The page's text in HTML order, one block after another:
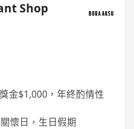
Shop
金$1,000，年終酌情性
懷日，生日假期